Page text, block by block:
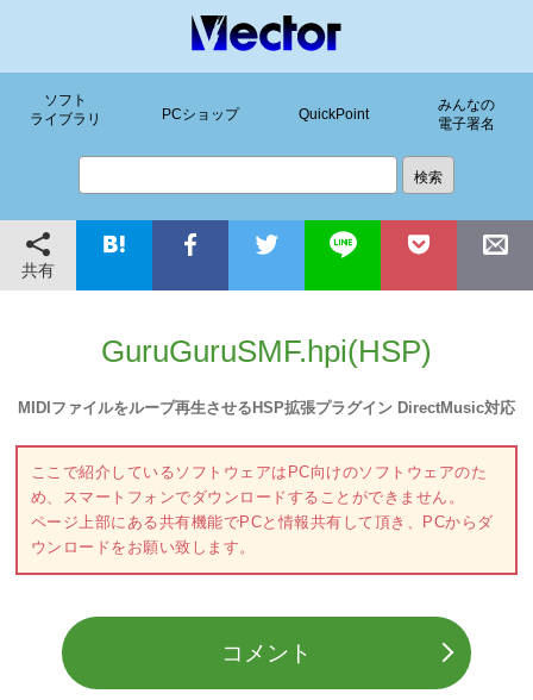
ソフト
ライブラリ
PCショップ QuickPoint
みんなの
電子署名
共有
GuruGuruSMF.hpi(HSP)
MIDIファイルをループ再生させるHSP拡張プラグイン DirectMusic対応
ここで紹介しているソフトウェアはPC向けのソフトウェアのた
め、スマートフォンでダウンロードすることができません。
ページ上部にある共有機能でPCと情報共有して頂き、PCからダ
ウンロードをお願い致します。
コメント